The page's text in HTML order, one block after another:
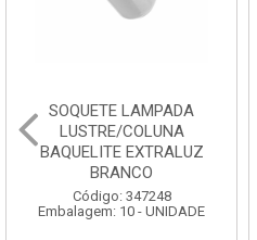
SOQUETE LAMPADA
LUSTRE/COLUNA
BAQUELITE EXTRALUZ
BRANCO
Código: 347248
Embalagem: 10 - UNIDADE